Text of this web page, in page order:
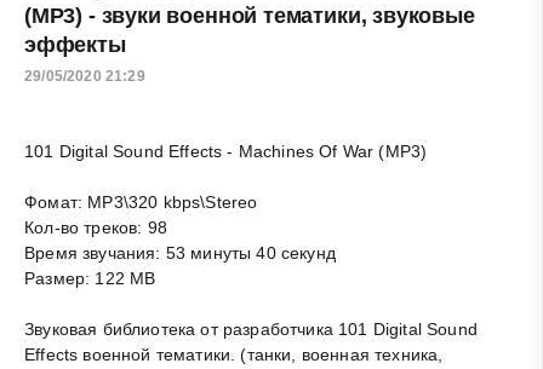
(MP3) - звуки военной тематики, звуковые
эффекты
29/05/2020 21:29
101 Digital Sound Effects - Machines Of War (MP3)
Фомат: MP3\320 kbps\Stereo
Кол-во треков: 98
Время звучания: 53 минуты 40 секунд
Размер: 122 MB
Звуковая библиотека от разработчика 101 Digital Sound
Effects военной тематики. (танки, военная техника,